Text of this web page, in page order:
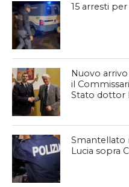
15 arresti
Nuovo arrivo
il
Stato dottor
Smantellato
Lucia sopra